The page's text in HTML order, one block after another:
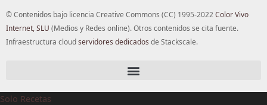
© Contenidos bajo licencia Creative Commons (CC) 1995-2022Color Vivo
Internet, SLU (Medios y Redes online). Otros contenidos se cita fuente.
Infraestructura cloudservidores dedicados de Stackscale.
Solo Recetas